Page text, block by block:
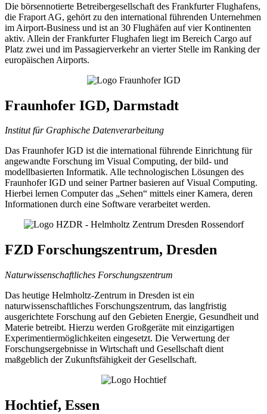
Die börsennotierte Betreibergesellschaft des Frankfurter Flughafens,
die Fraport AG, gehört zu den international führenden Unternehmen
im Airport-Business und ist an 30 Flughäfen auf vier Kontinenten
aktiv. Allein der Frankfurter Flughafen liegt im Bereich Cargo auf
Platz zwei und im Passagierverkehr an vierter Stelle im Ranking der
europäischen Airports.
Fraunhofer IGD, Darmstadt
Institut für Graphische Datenverarbeitung
Das Fraunhofer IGD ist die international führende Einrichtung für
angewandte Forschung im Visual Computing, der bild- und
modellbasierten Informatik. Alle technologischen Lösungen des
Fraunhofer IGD und seiner Partner basieren auf Visual Computing.
Hierbei lernen Computer das „Sehen“ mittels einer Kamera, deren
Informationen durch eine Software verarbeitet werden.
FZD Forschungszentrum, Dresden
Naturwissenschaftliches Forschungszentrum
Das heutige Helmholtz-Zentrum in Dresden ist ein
naturwissenschaftliches Forschungszentrum, das langfristig
ausgerichtete Forschung auf den Gebieten Energie, Gesundheit und
Materie betreibt. Hierzu werden Großgeräte mit einzigartigen
Experimentiermöglichkeiten eingesetzt. Die Verwertung der
Forschungsergebnisse in Wirtschaft und Gesellschaft dient
maßgeblich der Zukunftsfähigkeit der Gesellschaft.
Hochtief, Essen